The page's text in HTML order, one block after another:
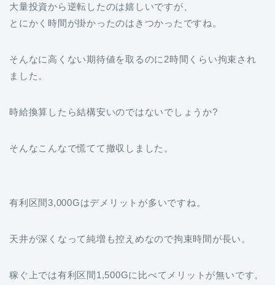
大量投資から逆転したのは嬉しいですが、
とにかく時間が掛かったのはきつかったですね。
そんなに高くない期待値を取るのに2時間くらい拘束され
ました。
時給換算したら結構安いのではないでしょうか?
そんなこんなで慌てて撤収しました。
有利区間3,000Gはデメリットが多いですね。
天井が深くなって純増も控えめなので拘束時間が長い。
稼ぐ上では有利区間1,500Gに比べてメリットが無いです。